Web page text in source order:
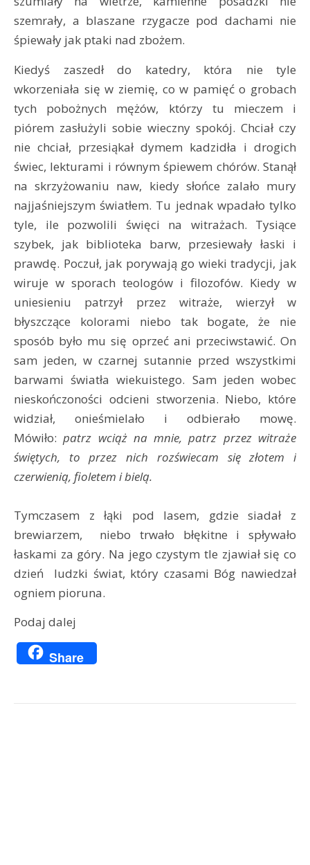
szemrały, a blaszane rzygacze pod dachami nie
śpiewały jak ptaki nad zbożem.
Kiedyś zaszedł do katedry, która nie tyle
wkorzeniała się w ziemię, co w pamięć o grobach
tych pobożnych mężów, którzy tu mieczem i
piórem zasłużyli sobie wieczny spokój. Chciał czy
nie chciał, przesiąkał dymem kadzidła i drogich
świec, lekturami i równym śpiewem chórów. Stanął
na skrzyżowaniu naw, kiedy słońce zalało mury
najjaśniejszym światłem. Tu jednak wpadało tylko
tyle, ile pozwolili święci na witrażach. Tysiące
szybek, jak biblioteka barw, przesiewały łaski i
prawdę. Poczuł, jak porywają go wieki tradycji, jak
wiruje w sporach teologów i filozofów. Kiedy w
uniesieniu patrzył przez witraże, wierzył w
błyszczące kolorami niebo tak bogate, że nie
sposób było mu się oprzeć ani przeciwstawić. On
sam jeden, w czarnej sutannie przed wszystkimi
barwami światła wiekuistego. Sam jeden wobec
nieskończoności odcieni stworzenia. Niebo, które
widział, onieśmielało i odbierało mowę.
Mówiło:patrz wciąż na mnie, patrz przez witraże
świętych, to przez nich rozświecam się złotem i
czerwienią, fioletem i bielą.
Tymczasem z łąki pod lasem, gdzie siadał z
brewiarzem, niebo trwało błękitne i spływało
łaskami za góry. Na jego czystym tle zjawiał się co
dzień ludzki świat, który czasami Bóg nawiedzał
ogniem pioruna.
Podaj dalej
Share